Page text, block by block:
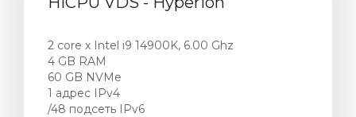
2 core x Intel i9 14900K, 6.00 Ghz
4 GB RAM
60 GB NVMe
1 адрес IPv4
/48 подсеть IPv6